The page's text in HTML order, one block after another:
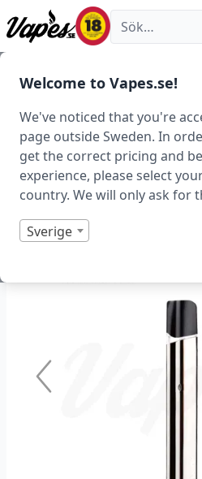
Welcome to Vapes.se!
We've noticed that you're
page outside Sweden. In
get the correct pricing and
experience, please select
country. We will only ask for
Sverige
Vapes.se
E-cigarett startkit/paket
VLADDIN RE
mAh, 1,5 ml,
Art.nr: 36592
Slut i lager